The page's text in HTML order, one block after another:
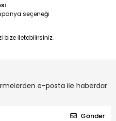
seçeneği
bize iletebilirsiniz.
e-posta ile haberdar
Gönder